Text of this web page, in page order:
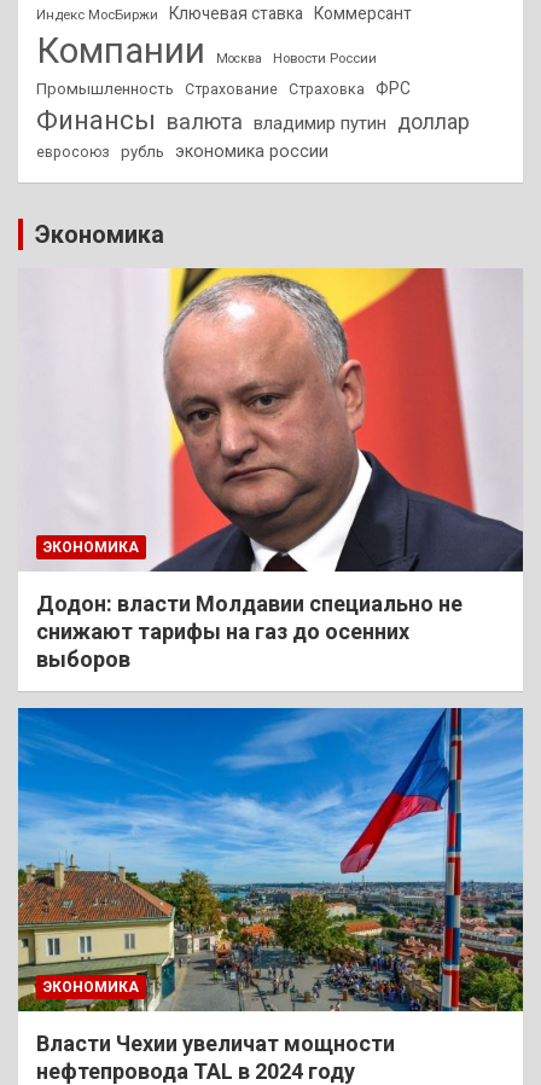
Индекс МосБиржи Ключевая ставка Коммерсант
Компании Москва Новости России
Промышленность Страхование Страховка ФРС
Финансы валюта владимир путин доллар
евросоюз рубль экономика россии
Экономика
ЭКОНОМИКА
Додон: власти Молдавии специально не
снижают тарифы на газ до осенних
выборов
ЭКОНОМИКА
Власти Чехии увеличат мощности
нефтепровода TAL в 2024 году